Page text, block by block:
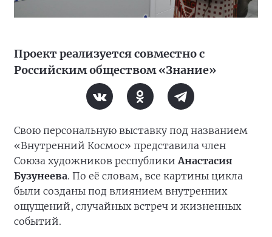
Проект реализуется совместно с
Российским обществом «Знание»
Свою персональную выставку под названием
«Внутренний Космос» представила член
Союза художников республики Анастасия
Бузунеева. По её словам, все картины цикла
были созданы под влиянием внутренних
ощущений, случайных встреч и жизненных
событий.